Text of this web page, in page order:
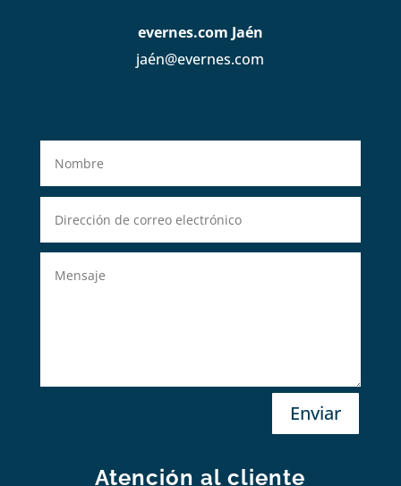
evernes.com Jaén
jaén@evernes.com
Enviar
Atención al cliente